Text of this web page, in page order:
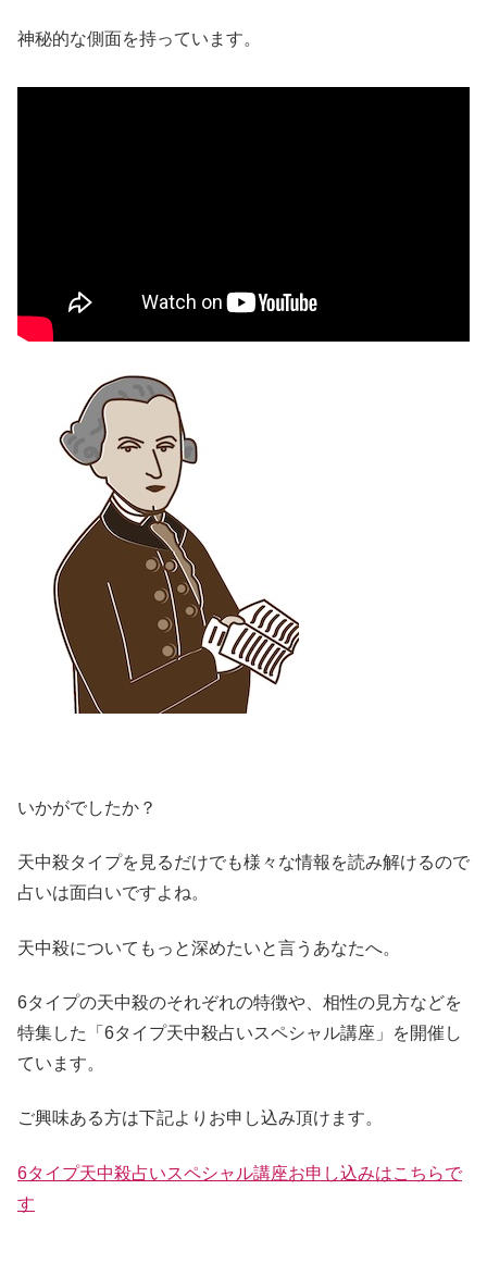
神秘的な側面を持っています。
いかがでしたか？
天中殺タイプを見るだけでも様々な情報を読み解けるので
占いは面白いですよね。
天中殺についてもっと深めたいと言うあなたへ。
6タイプの天中殺のそれぞれの特徴や、相性の見方などを
特集した「6タイプ天中殺占いスペシャル講座」を開催し
ています。
ご興味ある方は下記よりお申し込み頂けます。
6タイプ天中殺占いスペシャル講座お申し込みはこちらで
す